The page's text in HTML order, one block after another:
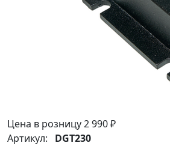
Цена в розницу2 990 ₽
Артикул: DGT230